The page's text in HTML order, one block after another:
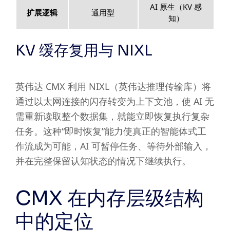
扩展逻辑 通用型
AI 原生（KV 感
知）
KV 缓存复用与 NIXL
英伟达 CMX 利用 NIXL（英伟达推理传输库）将
通过以太网连接的闪存转变为上下文池，使 AI 无
需重新读取整个数据集，就能立即恢复执行复杂
任务。这种“即时恢复”能力使真正的智能体式工
作流成为可能，AI 可暂停任务、等待外部输入，
并在完整保留认知状态的情况下继续执行。
CMX 在内存层级结构
中的定位